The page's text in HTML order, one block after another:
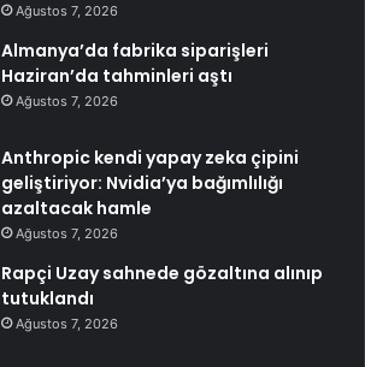
Ağustos 7, 2026
Almanya’da fabrika siparişleri
Haziran’da tahminleri aştı
Ağustos 7, 2026
Anthropic kendi yapay zeka çipini
geliştiriyor: Nvidia’ya bağımlılığı
azaltacak hamle
Ağustos 7, 2026
Rapçi Uzay sahnede gözaltına alınıp
tutuklandı
Ağustos 7, 2026